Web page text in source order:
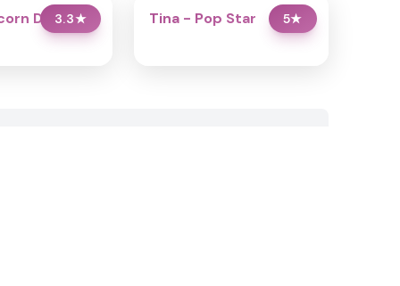
3.3★
Dress Up 5★
Tina - Pop Star